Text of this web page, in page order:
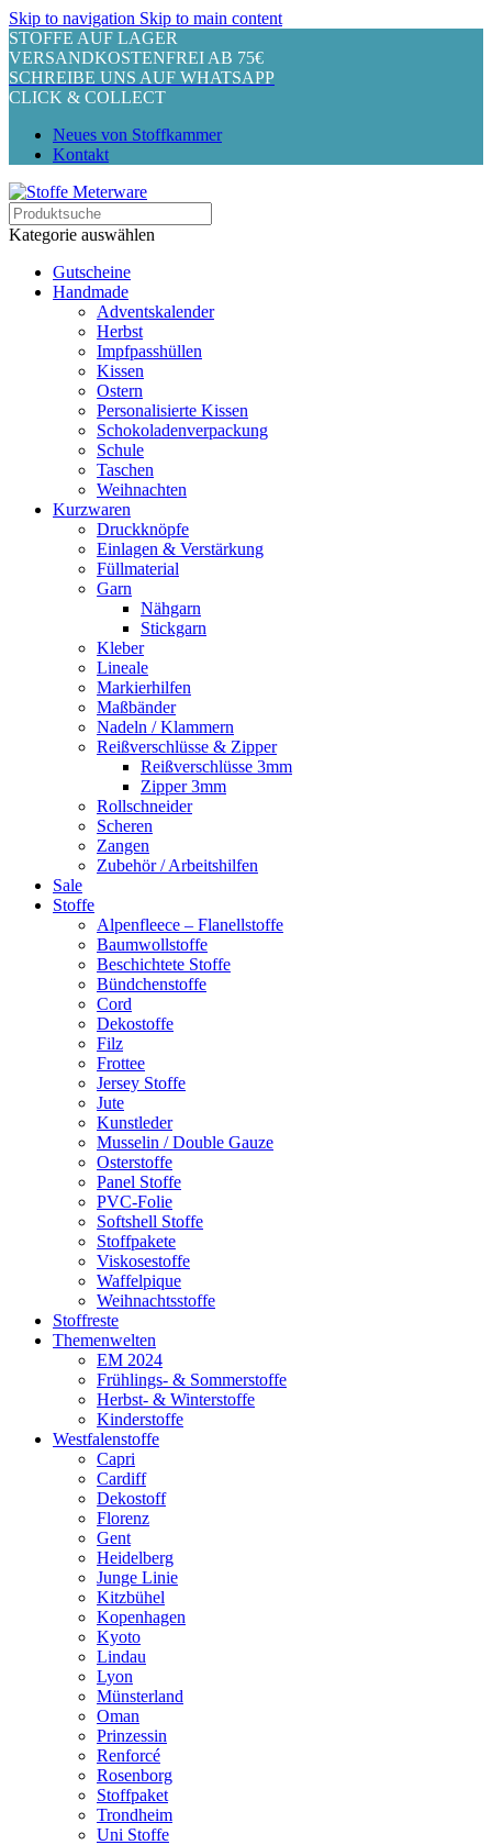
Skip to navigation Skip to main content
STOFFE AUF LAGER
VERSANDKOSTENFREI AB 75€
SCHREIBE UNS AUF WHATSAPP
CLICK & COLLECT
Neues von Stoffkammer
Kontakt
Kategorie auswählen
Gutscheine
Handmade
Adventskalender
Herbst
Impfpasshüllen
Kissen
Ostern
Personalisierte Kissen
Schokoladenverpackung
Schule
Taschen
Weihnachten
Kurzwaren
Druckknöpfe
Einlagen & Verstärkung
Füllmaterial
Garn
Nähgarn
Stickgarn
Kleber
Lineale
Markierhilfen
Maßbänder
Nadeln / Klammern
Reißverschlüsse & Zipper
Reißverschlüsse 3mm
Zipper 3mm
Rollschneider
Scheren
Zangen
Zubehör / Arbeitshilfen
Sale
Stoffe
Alpenfleece – Flanellstoffe
Baumwollstoffe
Beschichtete Stoffe
Bündchenstoffe
Cord
Dekostoffe
Filz
Frottee
Jersey Stoffe
Jute
Kunstleder
Musselin / Double Gauze
Osterstoffe
Panel Stoffe
PVC-Folie
Softshell Stoffe
Stoffpakete
Viskosestoffe
Waffelpique
Weihnachtsstoffe
Stoffreste
Themenwelten
EM 2024
Frühlings- & Sommerstoffe
Herbst- & Winterstoffe
Kinderstoffe
Westfalenstoffe
Capri
Cardiff
Dekostoff
Florenz
Gent
Heidelberg
Junge Linie
Kitzbühel
Kopenhagen
Kyoto
Lindau
Lyon
Münsterland
Oman
Prinzessin
Renforcé
Rosenborg
Stoffpaket
Trondheim
Uni Stoffe